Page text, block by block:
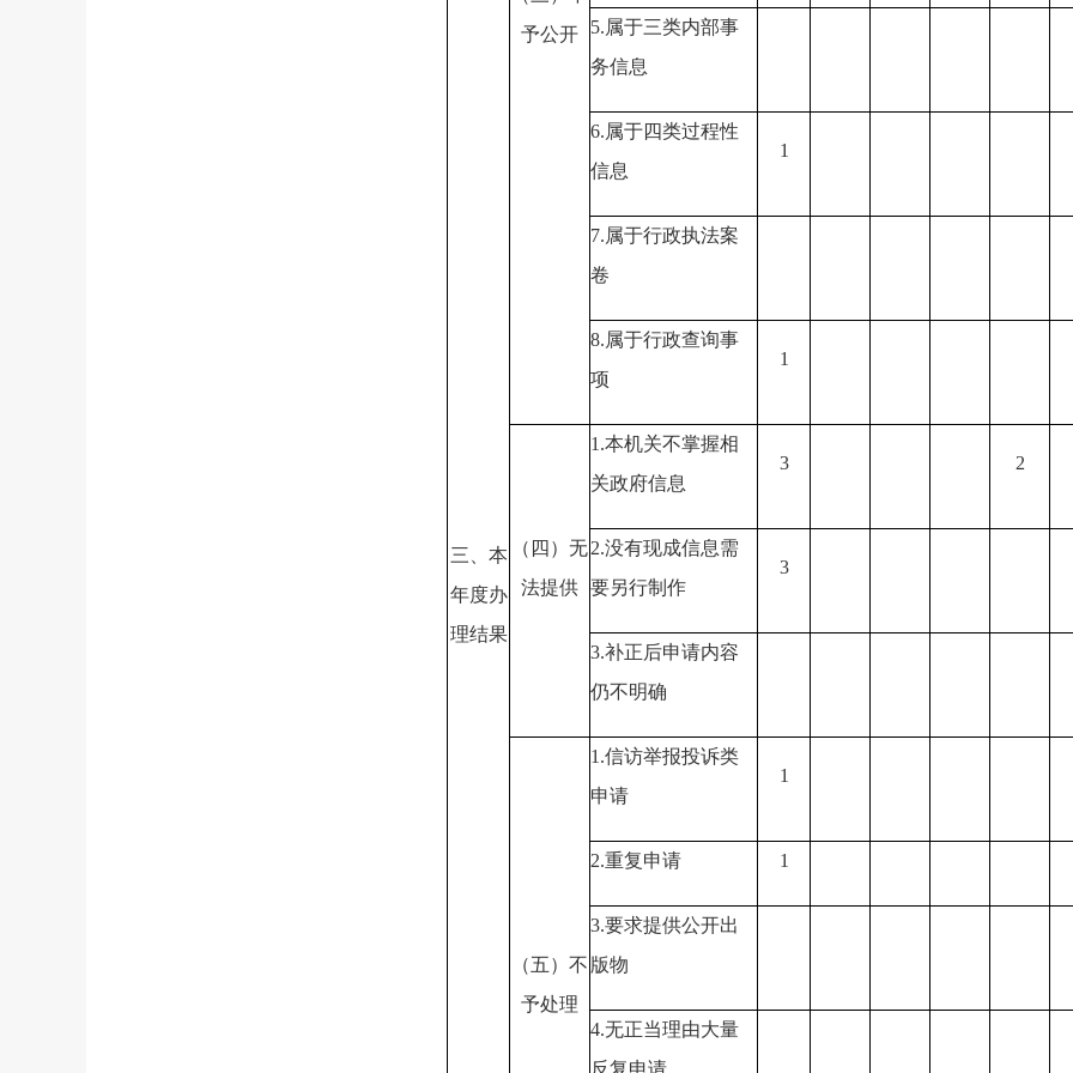
三、本
年度办
理结果
予公开
5.属于三类内部事
务信息
6.属于四类过程性
信息
1
7.属于行政执法案
卷
8.属于行政查询事
项
1
（四）无
法提供
1.本机关不掌握相
关政府信息
3 2
2.没有现成信息需
要另行制作
3
3.补正后申请内容
仍不明确
（五）不
予处理
1.信访举报投诉类
申请
1
2.重复申请 1
3.要求提供公开出
版物
4.无正当理由大量